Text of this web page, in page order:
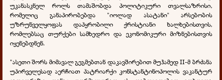
უკანასკნელ როლს თამაშობდა პოლიტიკური თვალსაზრისი,
რომელიც განაპირობებდა "იოლად ასატანი" არსებობის
უზრუნველყოფას დაპყრობილი ქრისტიანი ხალხებისთვის,
რომლებსაც თურქები სამხედრო და ეკონომიკური მიზნებისთვის
იყენებდნენ.
"ასეთი შორს მიმავალ გეგმებთან დაკავშირებით მუჰამედ II-მ ბრძანა
უპირველესად აერჩიათ პატრიარქი კონსტანტინოპოლის ვაკანტურ